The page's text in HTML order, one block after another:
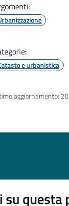
e urbanistica
aggiornamento:
questa